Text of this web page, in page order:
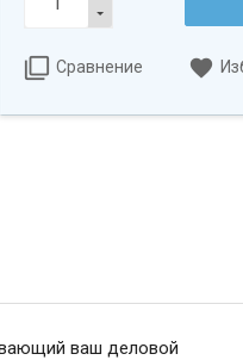
Сравнение
ваш деловой